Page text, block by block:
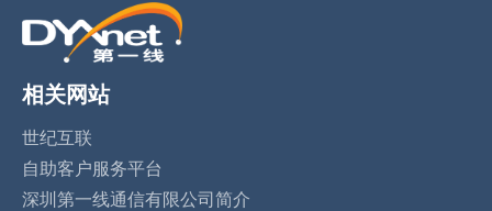
相关网站
世纪互联
自助客户服务平台
深圳第一线通信有限公司简介